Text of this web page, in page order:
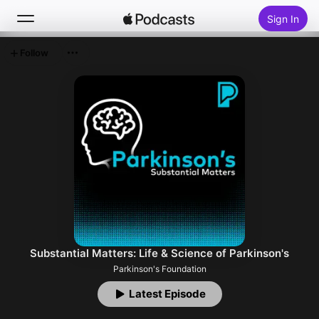
Sign In
Top Charts
Substantial Matters: Life & Science of Parkinson's
Parkinson's Foundation
Latest Episode